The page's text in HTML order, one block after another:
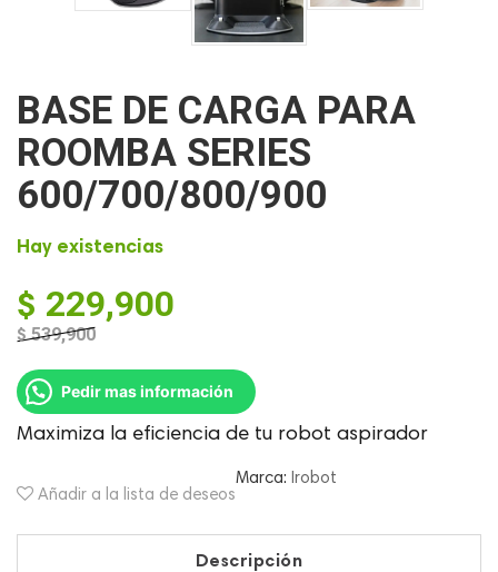
BASE DE CARGA PARA
ROOMBA SERIES
600/700/800/900
Hay existencias
$539,900
precio
original
era:
$ 229,900
precio
actual
es:
Pedir mas información
Maximiza la eficiencia de tu robot aspirador
Añadir a la lista de deseos
Marca: Irobot
Descripción